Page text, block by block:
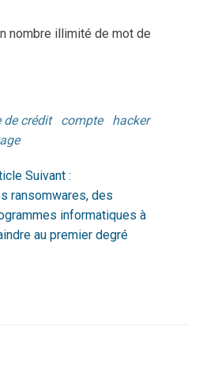
nombre illimité de mot de
de crédit compte
hacker
Suivant :
ransomwares, des
informatiques à
au premier degré